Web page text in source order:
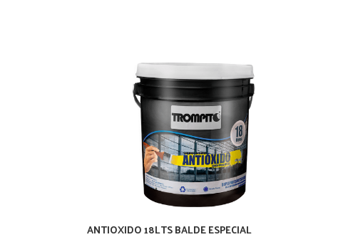
ANTIOXIDO 18LTS BALDE ESPECIAL